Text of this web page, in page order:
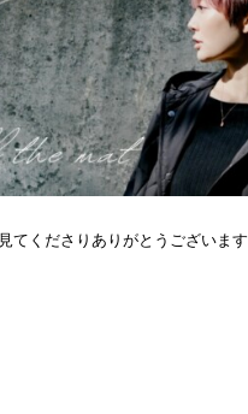
てくださりありがとうございます